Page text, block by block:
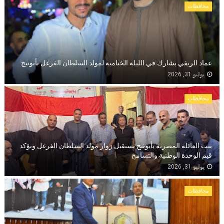
محافظات
عماد الريفي يشارك في الليلة الختامية لمولد السلطان الفرغل بأبوتيج
يوليو 31, 2026
محافظات
بيت العائلة المصرية بأبوتيج يستقبل زوار مولد السلطان الفرغل ويؤكد
قيم الوحدة الوطنية والتسامح
يوليو 31, 2026
محافظات